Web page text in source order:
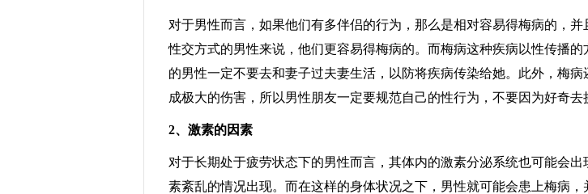
对于男性而言，如果他们有多伴侣的行为，那么是相对容易得梅病的，
性交方式的男性来说，他们更容易得梅病的。而梅病这种疾病以性传播
的男性一定不要去和妻子过夫妻生活，以防将疾病传染给她。此外，梅
成极大的伤害，所以男性朋友一定要规范自己的性行为，不要因为好奇去
2、激素的因素
对于长期处于疲劳状态下的男性而言，其体内的激素分泌系统也可能会
素紊乱的情况出现。而在这样的身体状况之下，男性就可能会患上梅病